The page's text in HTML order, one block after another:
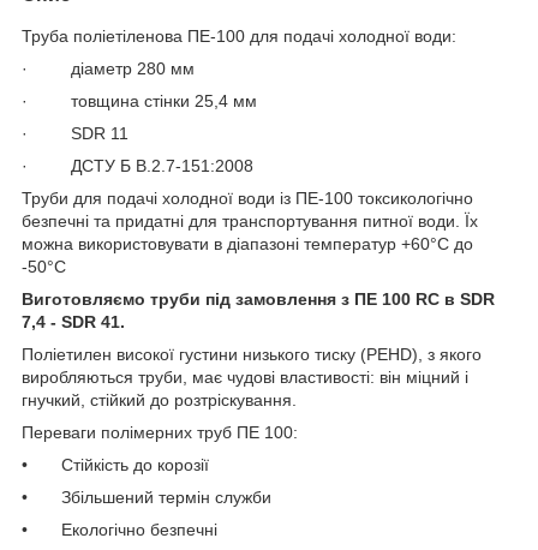
Труба поліетіленова ПЕ-100 для подачі холодної води:
· діаметр 280 мм
· товщина стінки 25,4 мм
· SDR 11
· ДСТУ Б В.2.7-151:2008
Труби для подачі холодної води із ПЕ-100 токсикологічно
безпечні та придатні для транспортування питної води. Їх
можна використовувати в діапазоні температур +60°C до
-50°С
Виготовляємо труби під замовлення з ПE 100 RC в SDR
7,4 - SDR 41.
Поліетилен високої густини низького тиску (PEHD), з якого
виробляються труби, має чудові властивості: він міцний і
гнучкий, стійкий до розтріскування.
Переваги полімерних труб ПЕ 100:
• Стійкість до корозії
• Збільшений термін служби
• Екологічно безпечні